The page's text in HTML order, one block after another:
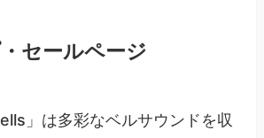
セールページ
」は多彩なベルサウンドを収